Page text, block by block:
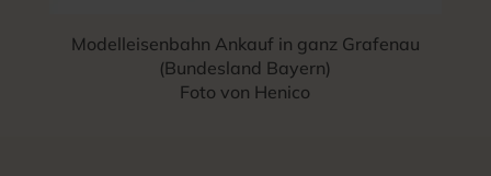
Modelleisenbahn Ankauf in ganz Grafenau
(Bundesland Bayern)
Foto von Henico